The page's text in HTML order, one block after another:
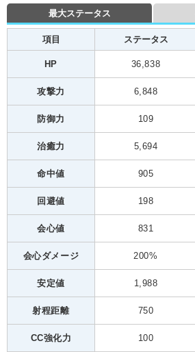
最大ステータス
項目 ステータス
HP 36,838
攻撃力 6,848
防御力 109
治癒力 5,694
命中値 905
回避値 198
会心値 831
会心ダメージ 200%
安定値 1,988
射程距離 750
CC強化力 100